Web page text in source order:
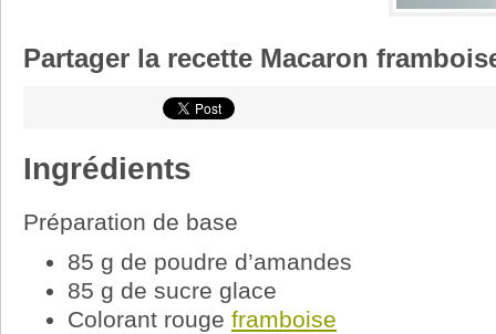
Partager la recette Macaron
Ingrédients
Préparation de base
85 g de poudre d’amandes
85 g de sucre glace
Colorant rouge framboise